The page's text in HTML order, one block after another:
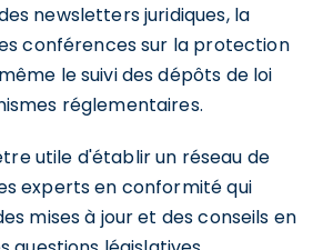
newsletters juridiques, la
conférences sur la protection
le suivi des dépôts de loi
réglementaires.
utile d'établir un réseau de
experts en conformité qui
mises à jour et des conseils en